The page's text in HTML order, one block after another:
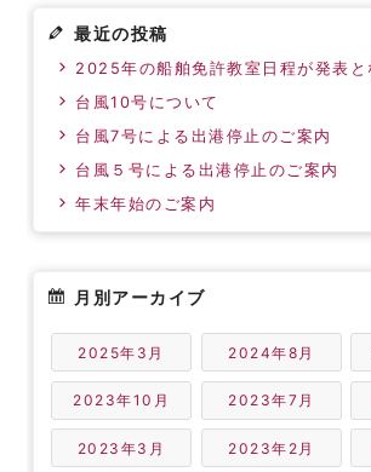
最近の投稿
2025年の船舶免許教室日程が発表と
台風10号について
台風7号による出港停止のご案内
台風５号による出港停止のご案内
年末年始のご案内
月別アーカイブ
2025年3月 2024年8月
2023年10月 2023年7月
2023年3月 2023年2月